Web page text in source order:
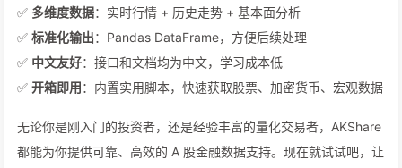
✅ 多维度数据：实时行情 + 历史走势 + 基本面分析
✅ 标准化输出：Pandas DataFrame，方便后续处理
✅ 中文友好：接口和文档均为中文，学习成本低
✅ 开箱即用：内置实用脚本，快速获取股票、加密货币、宏观数据
无论你是刚入门的投资者，还是经验丰富的量化交易者，AKShare
都能为你提供可靠、高效的 A 股金融数据支持。现在就试试吧，让